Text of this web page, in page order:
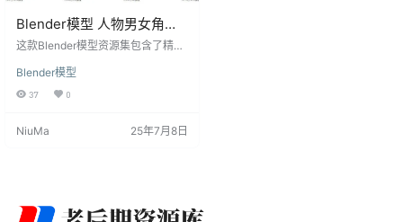
Blender模型 人物男女角色
站立站姿模型素材带骨骼绑
这款Blender模型资源集包含了精心
站姿的姿态呈现，展现了出色的艺
术细节和质感。每个模型都配备了
作和姿态的调整。 这些模型不仅具
都能为您提供丰富的创意空间。 模
型：这些资源包含了已经建好的男…
Blender模型
37 0
NiuMa 25年7月8日